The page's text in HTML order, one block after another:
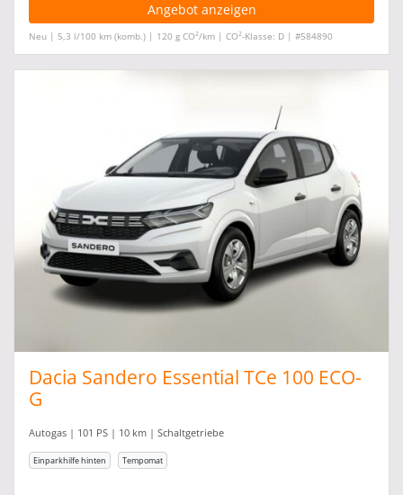
Angebot anzeigen
Neu | 5,3 l/100 km (komb.) | 120 g CO2/km | CO2-Klasse: D | #584890
Dacia Sandero Essential TCe 100 ECO-
G
Autogas | 101 PS | 10 km | Schaltgetriebe
Einparkhilfe hinten Tempomat